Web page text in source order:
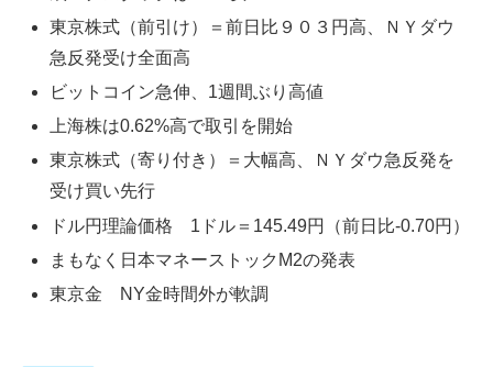
東京株式（前引け）＝前日比９０３円高、ＮＹダウ
急反発受け全面高
ビットコイン急伸、1週間ぶり高値
上海株は0.62%高で取引を開始
東京株式（寄り付き）＝大幅高、ＮＹダウ急反発を
受け買い先行
ドル円理論価格 1ドル＝145.49円（前日比-0.70円）
まもなく日本マネーストックM2の発表
東京金 NY金時間外が軟調